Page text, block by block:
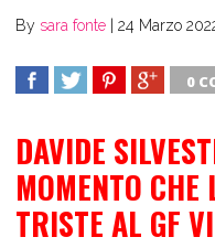
By sara fonte 24 Marzo
0
DAVIDE
MOMENTO CHE
TRISTE AL GF